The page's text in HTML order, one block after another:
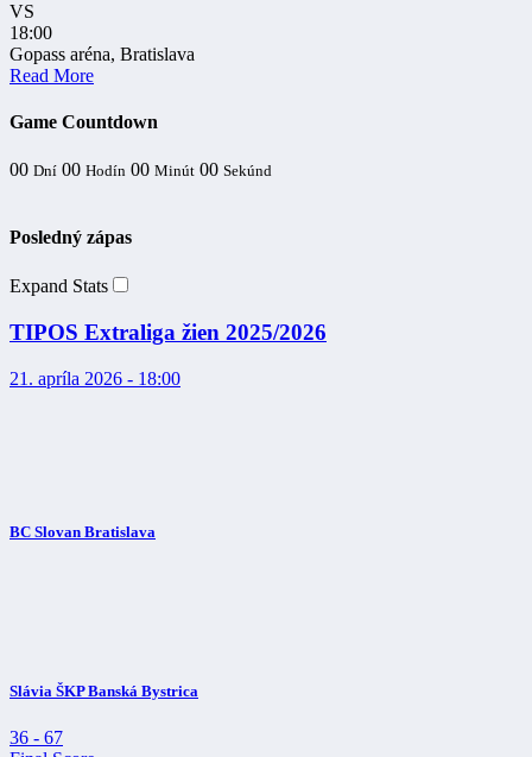
VS
18:00
Gopass aréna, Bratislava
Read More
Game Countdown
00 Dní 00 Hodín 00 Minút 00 Sekúnd
Posledný zápas
Expand Stats
TIPOS Extraliga žien 2025/2026
21. apríla 2026 - 18:00
BC Slovan Bratislava
Slávia ŠKP Banská Bystrica
36 - 67